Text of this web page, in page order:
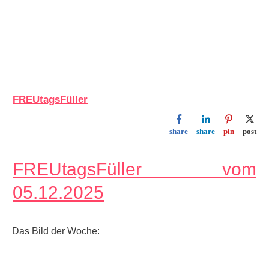
FREUtagsFüller
share share pin post
FREUtagsFüller vom
05.12.2025
Das Bild der Woche: